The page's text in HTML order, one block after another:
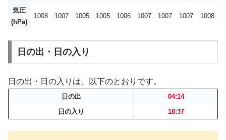
気圧
(hPa)
1008 1007 1005 1005 1006 1007 1007 1007 1008
日の出・日の入り
日の出・日の入りは、以下のとおりです。
日の出
04:14
日の入り
18:37